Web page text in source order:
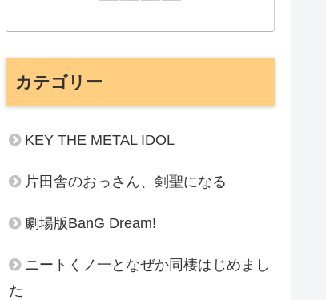
カテゴリー
KEY THE METAL IDOL
片田舎のおっさん、剣聖になる
劇場版BanG Dream!
ニートくノ一となぜか同棲はじめまし
た